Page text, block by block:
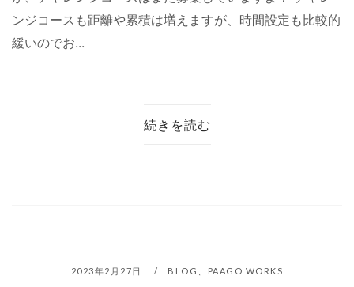
ンジコースも距離や累積は増えますが、時間設定も比較的
緩いのでお...
続きを読む
2023年2月27日 BLOG PAAGO WORKS